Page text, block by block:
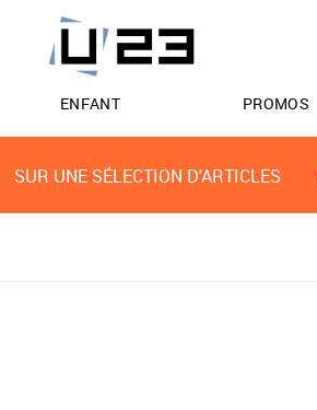
ENFANT PROMOS
SUR UNE SÉLECTION D'ARTICLES